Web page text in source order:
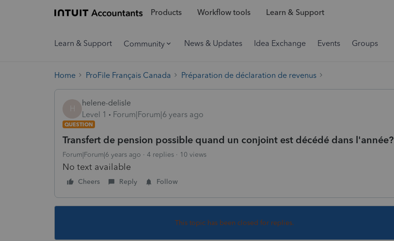
Products Workflow tools Learn & Support
Learn & Support Community News & Updates Idea Exchange Events Groups
Home ProFile Français Canada Préparation de déclaration de revenus
H
helene-delisle
Level 1
Forum|Forum|6 years ago
QUESTION
Transfert de pension possible quand un conjoint est décédé dans l'année?
Forum|Forum|6 years ago 4 replies 10 views
No text available
Cheers Reply Follow
This topic has been closed for replies.